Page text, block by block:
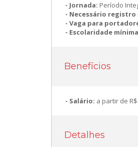
Jornada: Período
Necessário registro
Vaga para
Escolaridade
Benefícios
Salário: a partir de
Detalhes